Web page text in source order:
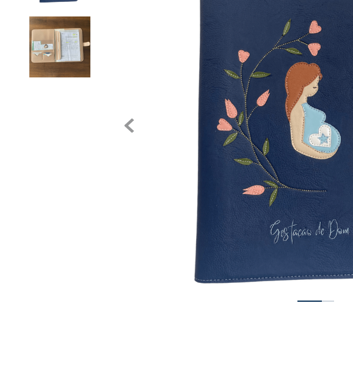
º pasta gestante
folha memórias barriga